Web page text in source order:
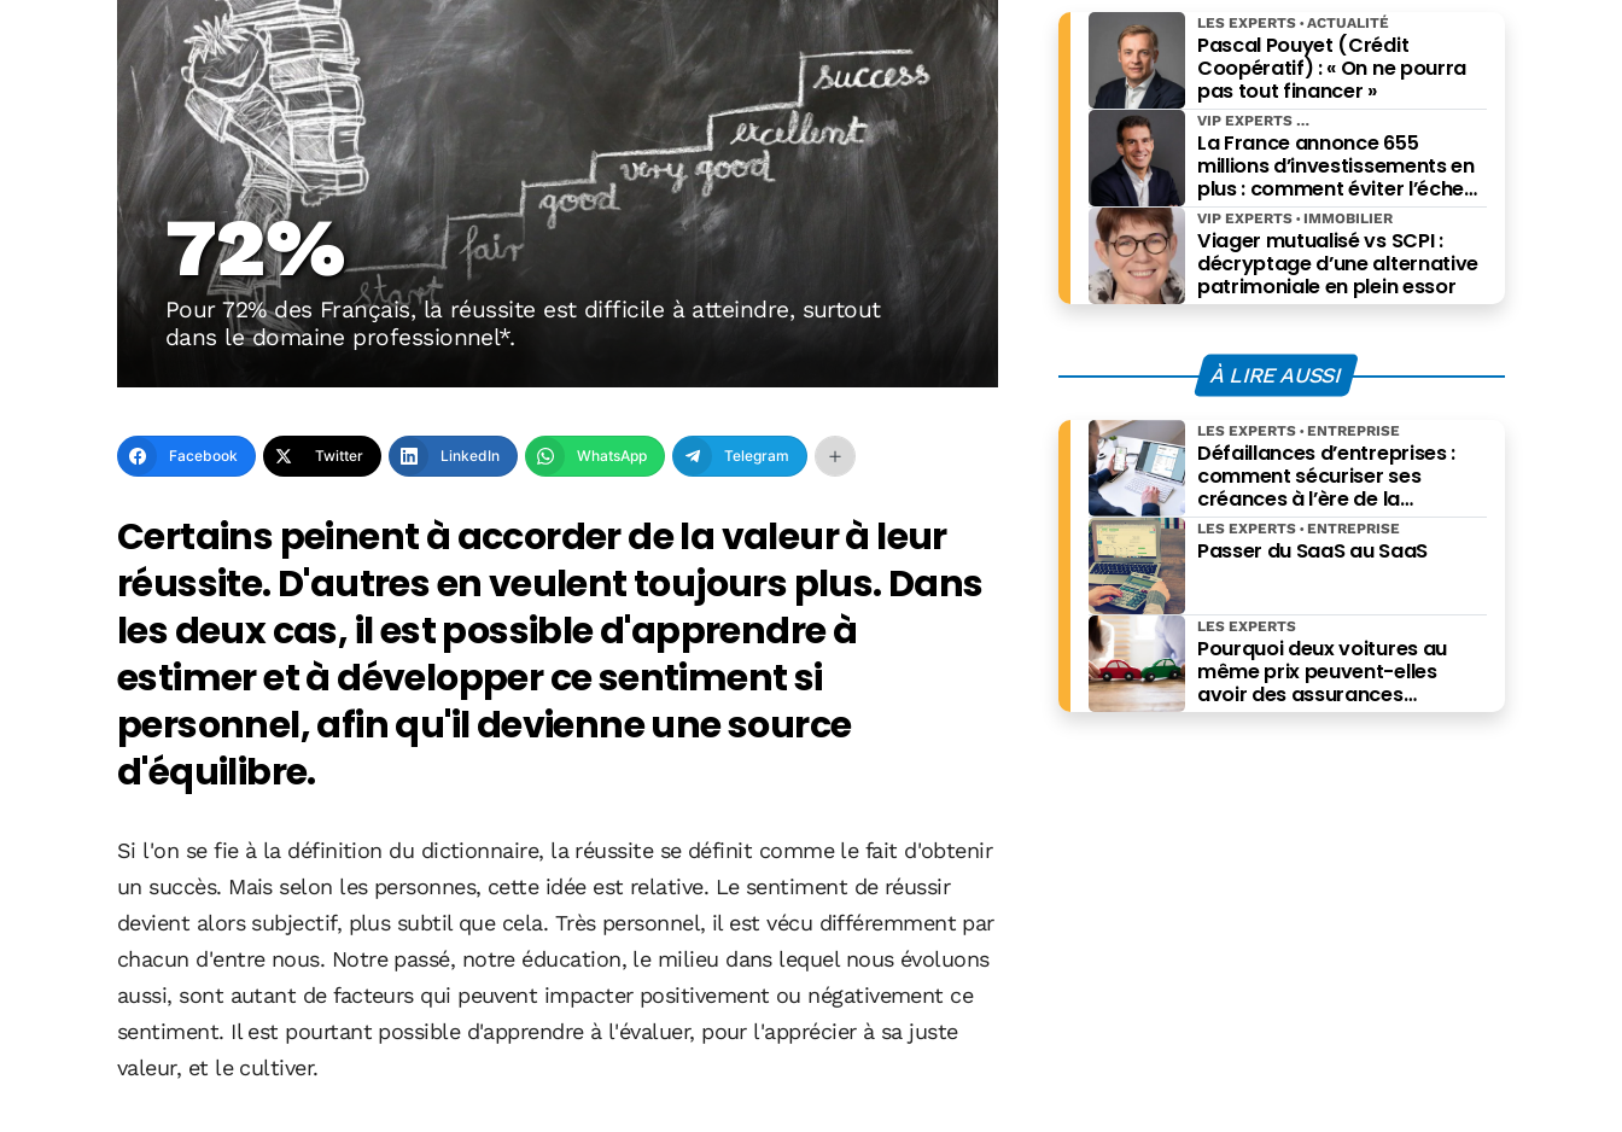
72%
Pour 72% des Français, la réussite est difficile à atteindre, surtout
dans le domaine professionnel*.
Facebook Twitter LinkedIn WhatsApp Telegram
Certains peinent à accorder de la valeur à leur
réussite. D'autres en veulent toujours plus. Dans
les deux cas, il est possible d'apprendre à
estimer et à développer ce sentiment si
personnel, afin qu'il devienne une source
d'équilibre.
Si l'on se fie à la définition du dictionnaire, la réussite se définit comme le fait d'obtenir
un succès. Mais selon les personnes, cette idée est relative. Le sentiment de réussir
devient alors subjectif, plus subtil que cela. Très personnel, il est vécu différemment par
chacun d'entre nous. Notre passé, notre éducation, le milieu dans lequel nous évoluons
aussi, sont autant de facteurs qui peuvent impacter positivement ou négativement ce
sentiment. Il est pourtant possible d'apprendre à l'évaluer, pour l'apprécier à sa juste
valeur, et le cultiver.
Pascal Pouyet (Crédit
Coopératif) : « On ne pourra
pas tout financer »
LES EXPERTS ACTUALITÉ
La France annonce 655
millions d’investissements en
plus : comment éviter l’échec
des projets à grande échelle ?
VIP EXPERTS
Viager mutualisé vs SCPI :
décryptage d’une alternative
patrimoniale en plein essor
VIP EXPERTS IMMOBILIER
À LIRE AUSSI
Défaillances d’entreprises :
comment sécuriser ses
créances à l’ère de la
facturation électronique ?
LES EXPERTS ENTREPRISE
Passer du SaaS au SaaS
LES EXPERTS ENTREPRISE
Pourquoi deux voitures au
même prix peuvent-elles
avoir des assurances
différentes ?
LES EXPERTS